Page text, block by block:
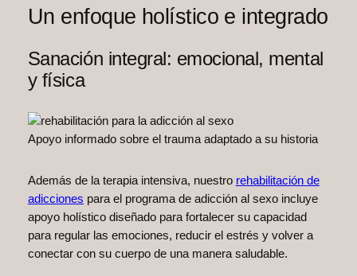
Un enfoque holístico e integrado
Sanación integral: emocional, mental
y física
Apoyo informado sobre el trauma adaptado a su historia
Además de la terapia intensiva, nuestro rehabilitación de
adicciones para el programa de adicción al sexo incluye
apoyo holístico diseñado para fortalecer su capacidad
para regular las emociones, reducir el estrés y volver a
conectar con su cuerpo de una manera saludable.